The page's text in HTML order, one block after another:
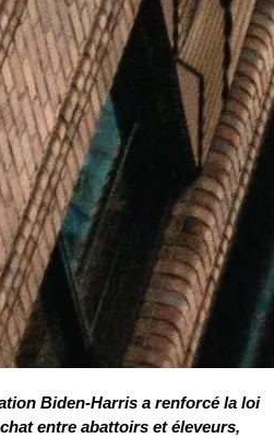
Biden-Harris a renforcé la loi
entre abattoirs et éleveurs,